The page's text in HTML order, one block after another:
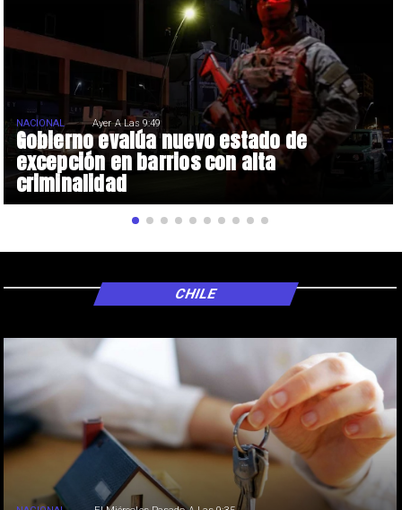
Gobierno evalúa nuevo estado de
excepción en barrios con alta
criminalidad
NACIONAL Ayer A Las 9:49
CHILE